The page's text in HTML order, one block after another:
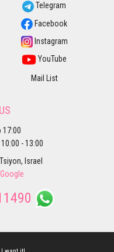
Telegram
Facebook
Instagram
YouTube
Mail List
17:00
- 13:00
Israel
Google